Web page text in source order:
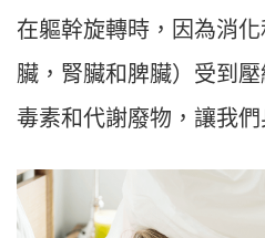
在軀幹旋轉時，因為消
臟，腎臟和脾臟）受到
毒素和代謝廢物，讓我們